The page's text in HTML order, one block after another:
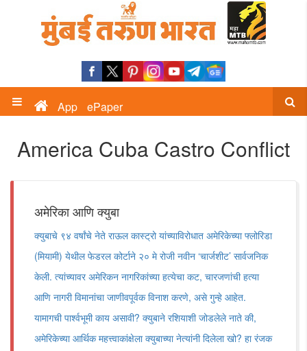
App ePaper
America Cuba Castro Conflict
अमेरिका आणि क्युबा
क्युबाचे ९४ वर्षांचे नेते राऊल कास्ट्रो यांच्याविरोधात अमेरिकेच्या फ्लोरिडा
(मियामी) येथील फेडरल कोर्टाने २० मे रोजी नवीन ‘चार्जशीट’ सार्वजनिक
केली. त्यांच्यावर अमेरिकन नागरिकांच्या हत्येचा कट, चारजणांची हत्या
आणि नागरी विमानांचा जाणीवपूर्वक विनाश करणे, असे गुन्हे आहेत.
यामागची पार्श्वभूमी काय असावी? क्युबाने रशियाशी जोडलेले नाते की,
अमेरिकेच्या आर्थिक महत्त्वाकांक्षेला क्युबाच्या नेत्यांनी दिलेला खो? हा रंजक